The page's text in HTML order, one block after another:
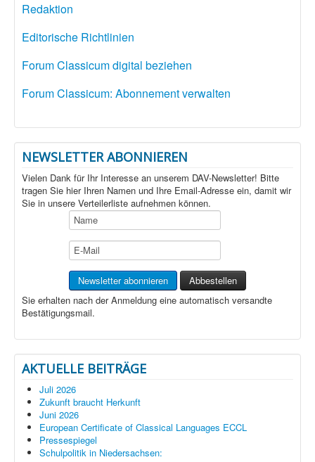
Redaktion
Editorische Richtlinien
Forum Classicum digital beziehen
Forum Classicum: Abonnement verwalten
NEWSLETTER ABONNIEREN
Vielen Dank für Ihr Interesse an unserem DAV-Newsletter! Bitte
tragen Sie hier Ihren Namen und Ihre Email-Adresse ein, damit wir
Sie in unsere Verteilerliste aufnehmen können.
Sie erhalten nach der Anmeldung eine automatisch versandte
Bestätigungsmail.
AKTUELLE BEITRÄGE
Juli 2026
Zukunft braucht Herkunft
Juni 2026
European Certificate of Classical Languages ECCL
Pressespiegel
Schulpolitik in Niedersachsen: